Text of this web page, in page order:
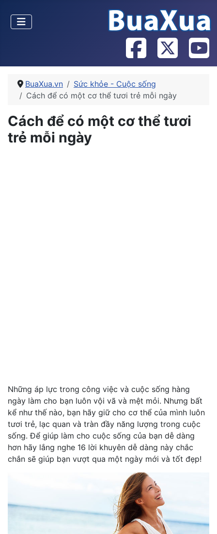
BuaXua.vn
Sức khỏe - Cuộc sống
Cách để có một cơ thể tươi trẻ mỗi ngày
Cách để có một cơ thể tươi
trẻ mỗi ngày
Những áp lực trong công việc và cuộc sống hàng
ngày làm cho bạn luôn vội vã và mệt mỏi. Nhưng bất
kể như thế nào, bạn hãy giữ cho cơ thể của mình luôn
tươi trẻ, lạc quan và tràn đầy năng lượng trong cuộc
sống. Để giúp làm cho cuộc sống của bạn dễ dàng
hơn hãy lắng nghe 16 lời khuyên dễ dàng này chắc
chắn sẽ giúp bạn vượt qua một ngày mới và tốt đẹp!